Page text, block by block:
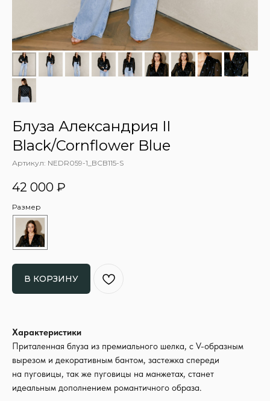
Блуза Александрия II
Black/Cornflower Blue
Артикул: NEDR059-1_BCB115-S
42 000 ₽
Размер
В КОРЗИНУ
Характеристики
Приталенная блуза из премиального шелка, с V-образным
вырезом и декоративным бантом, застежка спереди
на пуговицы, так же пуговицы на манжетах, станет
идеальным дополнением романтичного образа.